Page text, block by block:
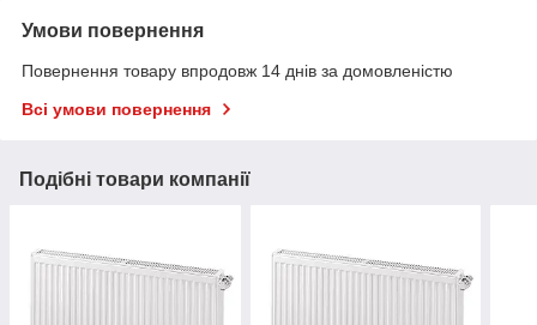
Умови повернення
Повернення товару впродовж 14 днів за домовленістю
Всі умови повернення
Подібні товари компанії